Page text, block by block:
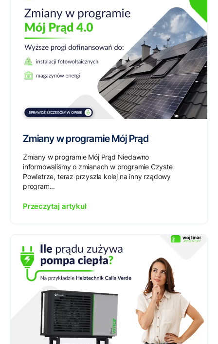
Zmiany w programie Mój Prąd
Zmiany w programie Mój Prąd Niedawno
informowaliśmy o zmianach w programie Czyste
Powietrze, teraz przyszła kolej na inny rządowy
program...
Przeczytaj artykuł